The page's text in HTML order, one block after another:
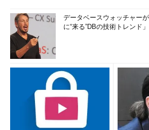
データベースウォッチャー
に“来る”DBの技術トレンド